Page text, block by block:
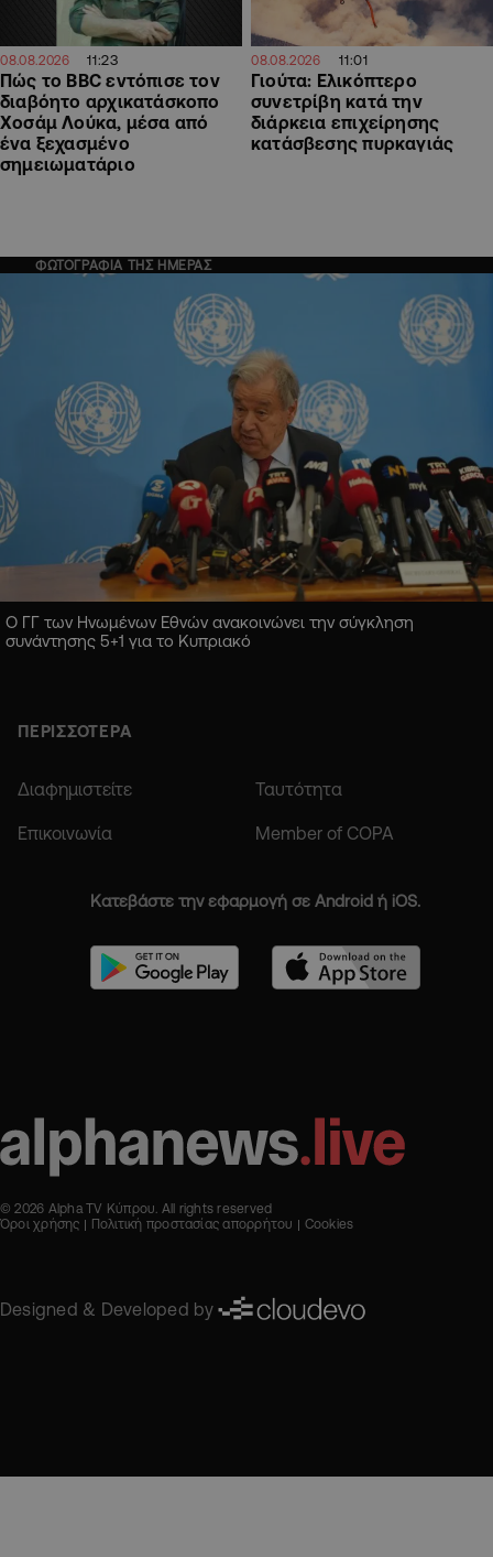
08.08.2026 11:23
Πώς το BBC εντόπισε τον
διαβόητο αρχικατάσκοπο
Χοσάμ Λούκα, μέσα από
ένα ξεχασμένο
σημειωματάριο
08.08.2026 11:01
Γιούτα: Ελικόπτερο
συνετρίβη κατά την
διάρκεια επιχείρησης
κατάσβεσης πυρκαγιάς
ΦΩΤΟΓΡΑΦΙΑ ΤΗΣ ΗΜΕΡΑΣ
Ο ΓΓ των Ηνωμένων Εθνών ανακοινώνει την σύγκληση
συνάντησης 5+1 για το Κυπριακό
ΠΕΡΙΣΣΟΤΕΡΑ
Διαφημιστείτε Ταυτότητα
Επικοινωνία Member of COPA
Κατεβάστε την εφαρμογή σε Android ή iOS.
© 2026 Alpha TV Κύπρου. All rights reserved
Όροι χρήσης
Πολιτική προστασίας απορρήτου Cookies
Designed & Developed by